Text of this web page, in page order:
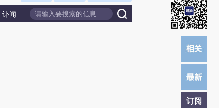
讣闻
订阅